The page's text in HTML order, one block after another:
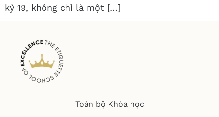
kỷ 19, không chỉ là một […]
Toàn bộ Khóa học